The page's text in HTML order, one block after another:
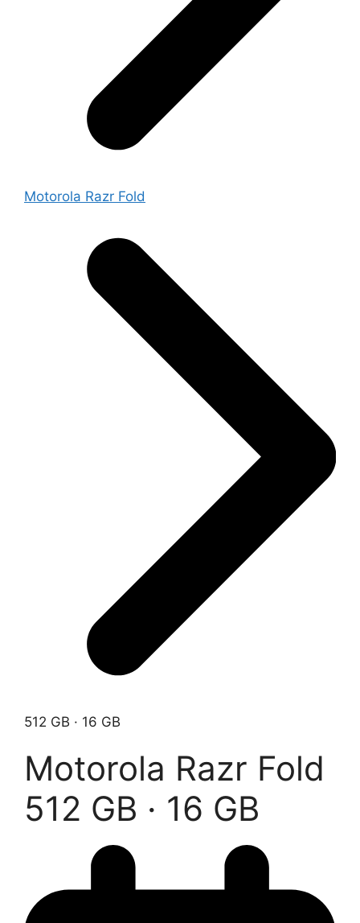
Motorola Razr Fold
512 GB · 16 GB
Motorola Razr Fold
512 GB · 16 GB